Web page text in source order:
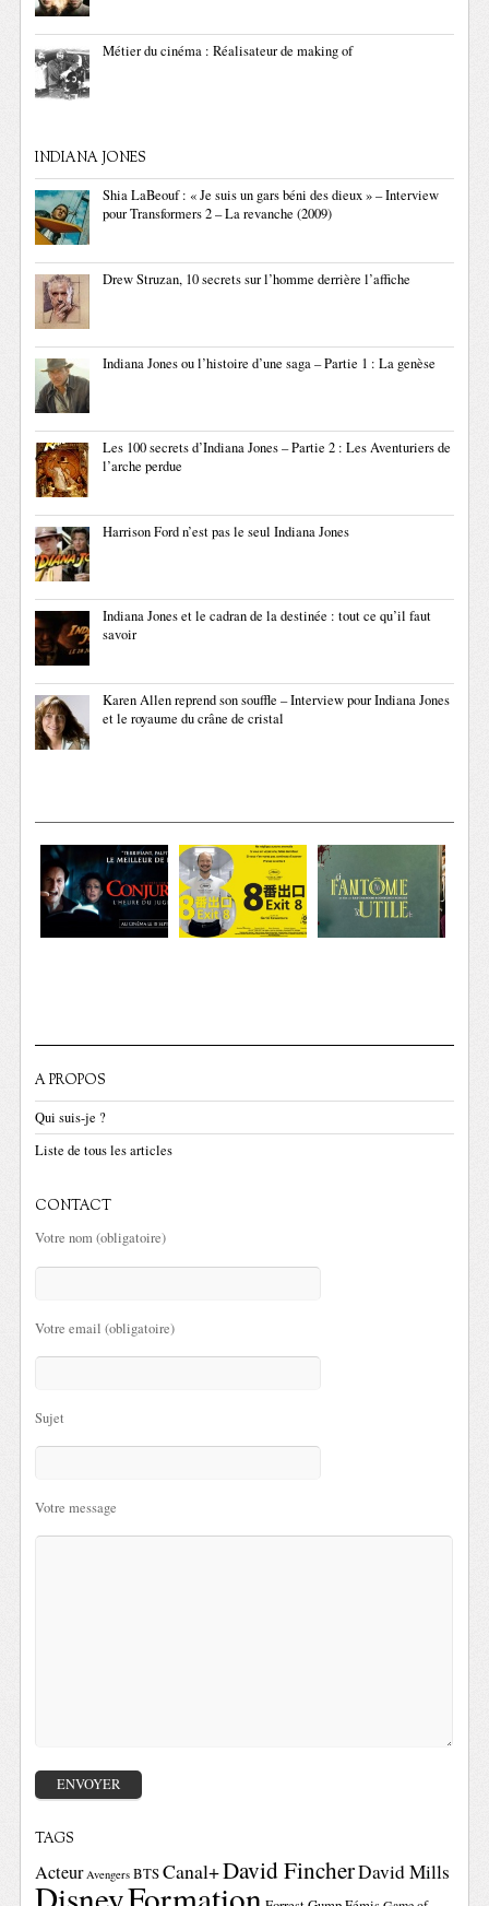
Métier du cinéma : Réalisateur de making of
INDIANA JONES
Shia LaBeouf : « Je suis un gars béni des dieux » – Interview
pour Transformers 2 – La revanche (2009)
Drew Struzan, 10 secrets sur l’homme derrière l’affiche
Indiana Jones ou l’histoire d’une saga – Partie 1 : La genèse
Les 100 secrets d’Indiana Jones – Partie 2 : Les Aventuriers de
l’arche perdue
Harrison Ford n’est pas le seul Indiana Jones
Indiana Jones et le cadran de la destinée : tout ce qu’il faut
savoir
Karen Allen reprend son souffle – Interview pour Indiana Jones
et le royaume du crâne de cristal
A PROPOS
Qui suis-je ?
Liste de tous les articles
CONTACT
Votre nom (obligatoire)
Votre email (obligatoire)
Sujet
Votre message
TAGS
Acteur Avengers BTSCanal+David FincherDavid Mills